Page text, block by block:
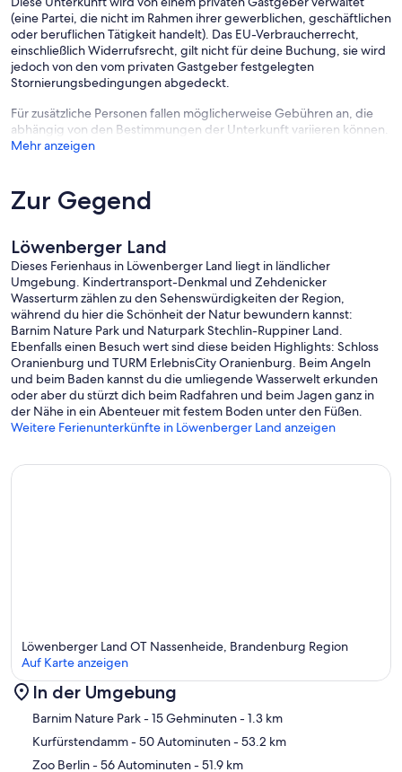
(eine Partei, die nicht im Rahmen ihrer gewerblichen, geschäftlichen
oder beruflichen Tätigkeit handelt). Das EU-Verbraucherrecht,
einschließlich Widerrufsrecht, gilt nicht für deine Buchung, sie wird
jedoch von den vom privaten Gastgeber festgelegten
Stornierungsbedingungen abgedeckt.
Für zusätzliche Personen fallen möglicherweise Gebühren an, die
abhängig von den Bestimmungen der Unterkunft variieren können.
Mehr anzeigen
Zur Gegend
Löwenberger Land
Dieses Ferienhaus in Löwenberger Land liegt in ländlicher
Umgebung. Kindertransport-Denkmal und Zehdenicker
Wasserturm zählen zu den Sehenswürdigkeiten der Region,
während du hier die Schönheit der Natur bewundern kannst:
Barnim Nature Park und Naturpark Stechlin-Ruppiner Land.
Ebenfalls einen Besuch wert sind diese beiden Highlights: Schloss
Oranienburg und TURM ErlebnisCity Oranienburg. Beim Angeln
und beim Baden kannst du die umliegende Wasserwelt erkunden
oder aber du stürzt dich beim Radfahren und beim Jagen ganz in
der Nähe in ein Abenteuer mit festem Boden unter den Füßen.
Weitere Ferienunterkünfte in Löwenberger Land anzeigen
Karte
Löwenberger Land OT Nassenheide, Brandenburg Region
Auf Karte anzeigen
In der Umgebung
Barnim Nature Park- 15 Gehminuten- 1.3 km
Kurfürstendamm- 50 Autominuten- 53.2 km
Zoo Berlin- 56 Autominuten- 51.9 km